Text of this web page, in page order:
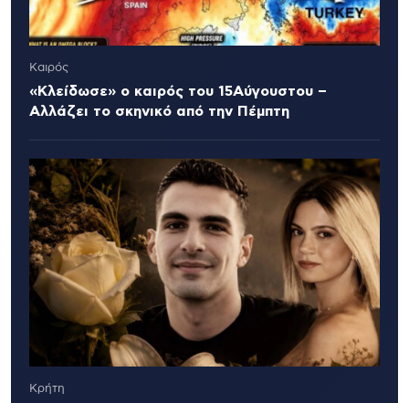
Καιρός
«Κλείδωσε» ο καιρός του 15Αύγουστου –
Αλλάζει το σκηνικό από την Πέμπτη
Κρήτη